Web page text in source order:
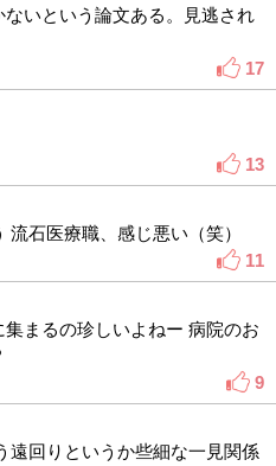
いという論文ある。見逃され
17
13
石医療職、感じ悪い（笑）
11
まるの珍しいよねー 病院のお
9
遠回りというか些細な一見関係